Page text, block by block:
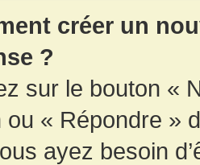
créer un
?
sur le bouton «
ou « Répondre »
ayez besoin